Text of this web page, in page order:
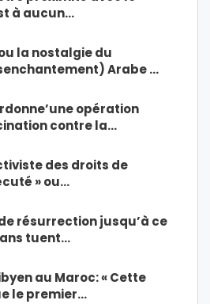
à aucun…
la nostalgie du
Arabe …
opération
contre la…
des droits de
» ou…
résurrection jusqu’à ce
tuent…
au Maroc: « Cette
le premier…